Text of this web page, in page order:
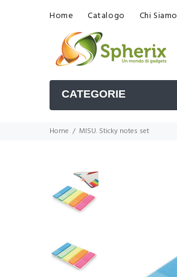
Home Catalogo Chi Siamo
CATEGORIE
Home MISU. Sticky notes set